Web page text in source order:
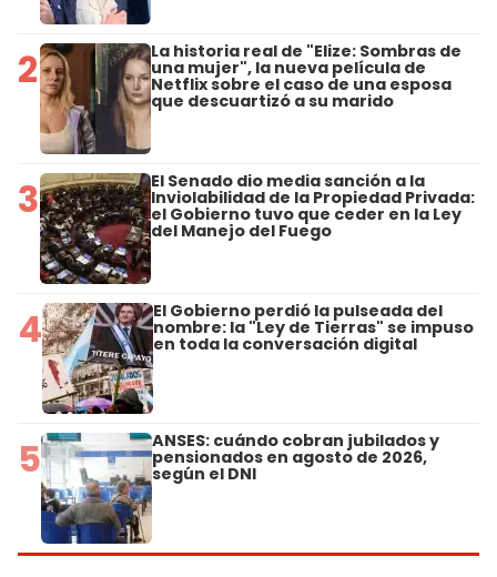
2 La historia real de "Elize: Sombras de
una mujer", la nueva película de
Netflix sobre el caso de una esposa
que descuartizó a su marido
3 El Senado dio media sanción a la
Inviolabilidad de la Propiedad Privada:
el Gobierno tuvo que ceder en la Ley
del Manejo del Fuego
4 El Gobierno perdió la pulseada del
nombre: la "Ley de Tierras" se impuso
en toda la conversación digital
5 ANSES: cuándo cobran jubilados y
pensionados en agosto de 2026,
según el DNI